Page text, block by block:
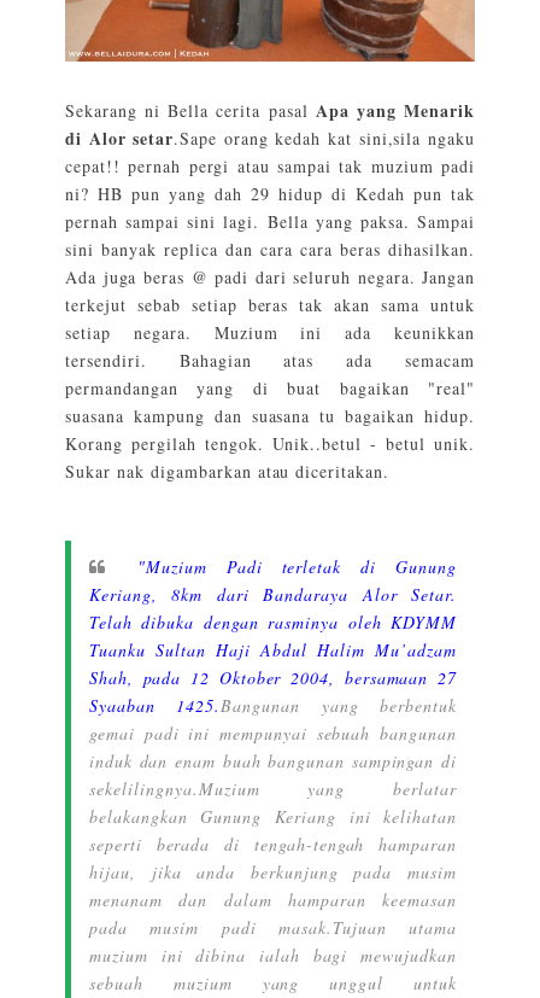
Sekarang ni Bella cerita pasal Apa yang Menarik
di Alor setar.Sape orang kedah kat sini,sila ngaku
cepat!! pernah pergi atau sampai tak muzium padi
ni? HB pun yang dah 29 hidup di Kedah pun tak
pernah sampai sini lagi. Bella yang paksa. Sampai
sini banyak replica dan cara cara beras dihasilkan.
Ada juga beras @ padi dari seluruh negara. Jangan
terkejut sebab setiap beras tak akan sama untuk
setiap negara. Muzium ini ada keunikkan
tersendiri. Bahagian atas ada semacam
permandangan yang di buat bagaikan "real"
suasana kampung dan suasana tu bagaikan hidup.
Korang pergilah tengok. Unik..betul - betul unik.
Sukar nak digambarkan atau diceritakan.
"Muzium Padi terletak di Gunung
Keriang, 8km dari Bandaraya Alor Setar.
Telah dibuka dengan rasminya oleh KDYMM
Tuanku Sultan Haji Abdul Halim Mu’adzam
Shah, pada 12 Oktober 2004, bersamaan 27
Syaaban 1425.Bangunan yang berbentuk
gemai padi ini mempunyai sebuah bangunan
induk dan enam buah bangunan sampingan di
sekelilingnya.Muzium yang berlatar
belakangkan Gunung Keriang ini kelihatan
seperti berada di tengah-tengah hamparan
hijau, jika anda berkunjung pada musim
menanam dan dalam hamparan keemasan
pada musim padi masak. Tujuan utama
muzium ini dibina ialah bagi mewujudkan
sebuah muzium yang unggul untuk